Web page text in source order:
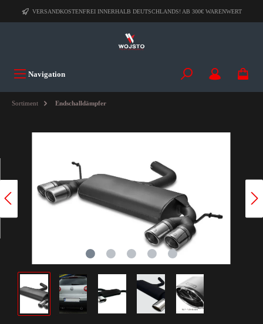
VERSANDKOSTENFREI INNERHALB DEUTSCHLANDS! AB 300€ WARENWERT
Navigation
Sortiment Endschalldämpfer